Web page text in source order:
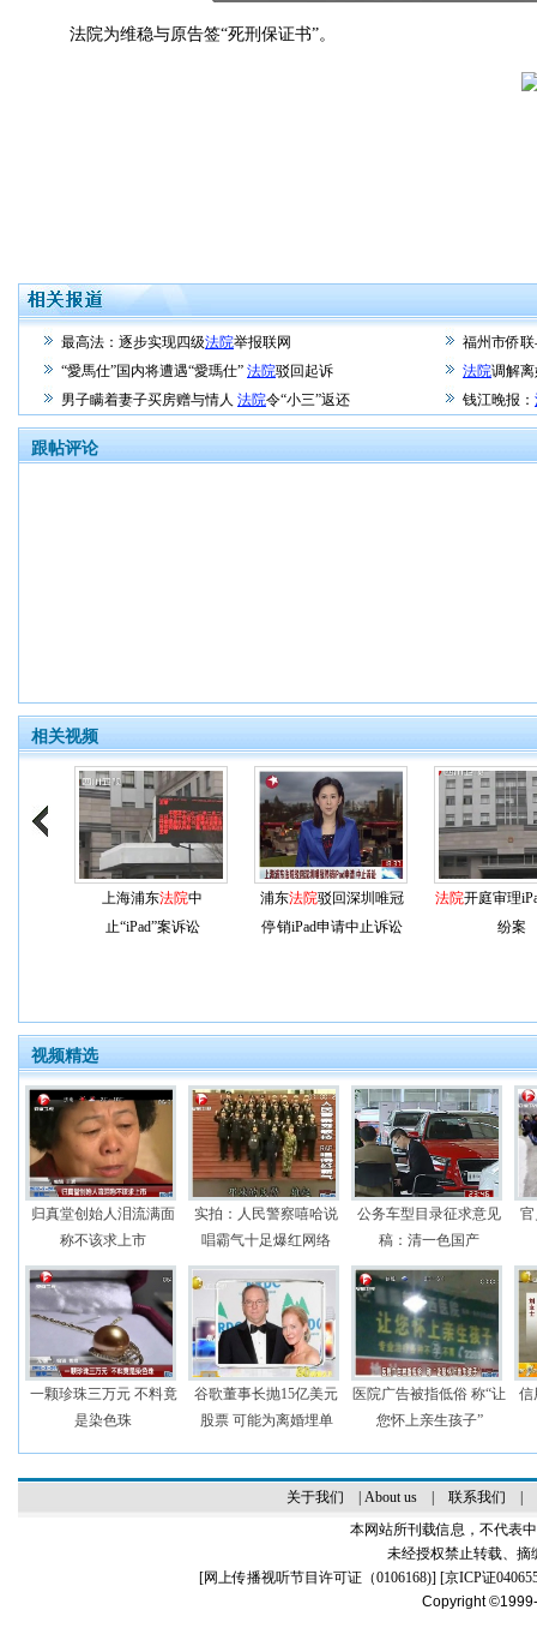
法院为维稳与原告签“死刑保证书”。
最高法：逐步实现四级法院举报联网
福州市侨
“愛馬仕”国内将遭遇“愛瑪仕” 法院驳回起诉 法院调解
男子瞒着妻子买房赠与情人 法院令“小三”返还 钱江晚报：
跟帖评论
相关视频
上海浦东法院中
止“iPad”案诉讼
浦东法院驳回深圳唯冠
停销iPad申请中止诉讼
法院开庭审理
纷案
视频精选
归真堂创始人泪流满面
称不该求上市
实拍：人民警察嘻哈说
唱霸气十足爆红网络
公务车型目录征求意见
稿：清一色国产
一颗珍珠三万元 不料竟
是染色珠
谷歌董事长抛15亿美元
股票 可能为离婚埋单
医院广告被指低俗 称“让
您怀上亲生孩子”
信
关于我们 About us| 联系我们
本网站所刊载信息，不代表
未经授权禁止转载、摘
[网上传播视听节目许可证（0106168)] [京ICP证
Copyright